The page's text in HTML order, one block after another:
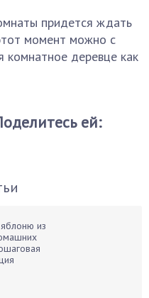
придется ждать
момент можно с
комнатное деревце как
ей: